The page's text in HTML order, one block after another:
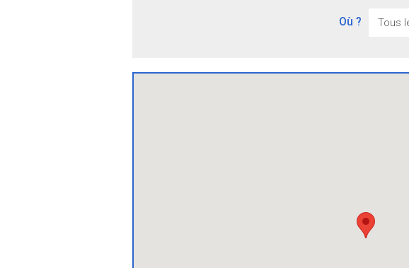
Où ?